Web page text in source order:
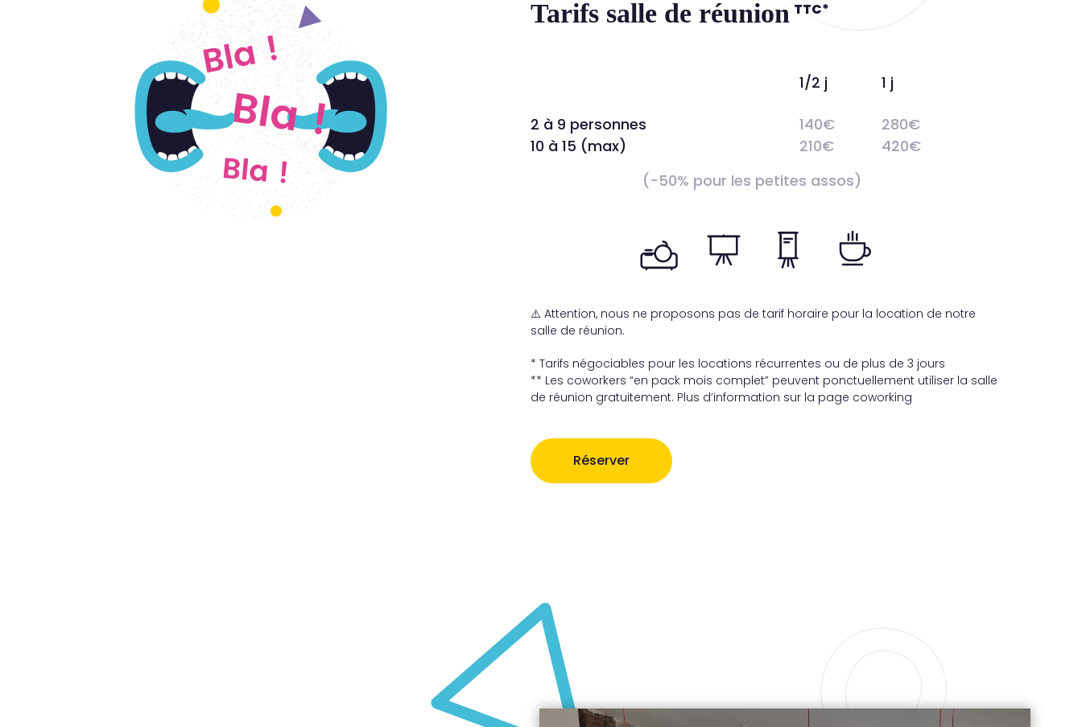
Tarifs salle de réunion TTC*
1/2 j 1 j
2 à 9 personnes 140€
280€
10 à 15 (max)
210€
420€
(-50% pour les petites assos)
⚠️ Attention, nous ne proposons pas de tarif horaire pour la location de notre
salle de réunion.
* Tarifs négociables pour les locations récurrentes ou de plus de 3 jours
** Les coworkers “en pack mois complet” peuvent ponctuellement utiliser la salle
de réunion gratuitement. Plus d’information sur la page coworking
Réserver